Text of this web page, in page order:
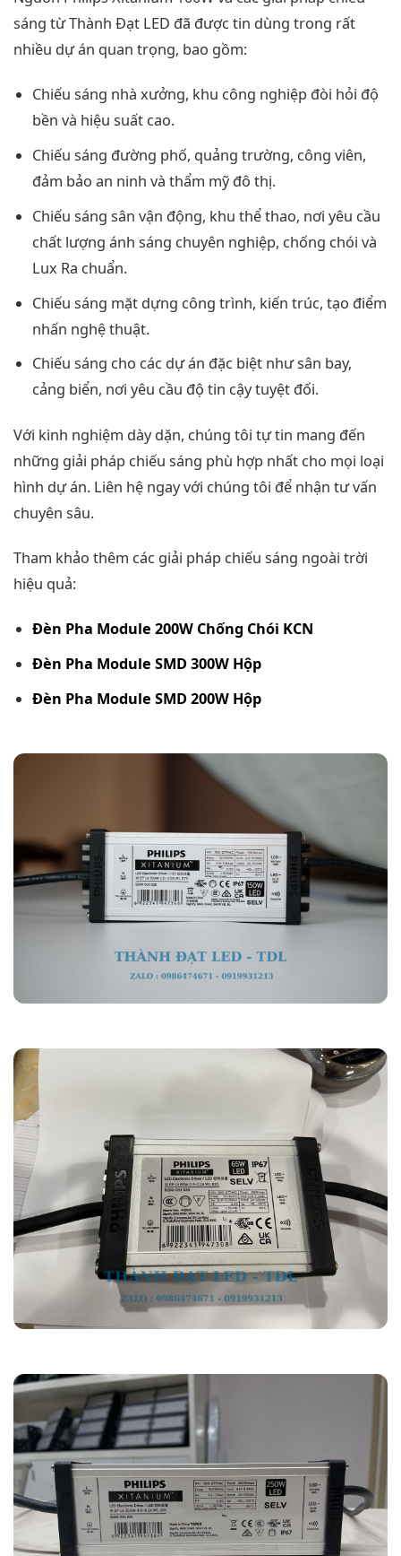
sáng từ Thành Đạt LED đã được tin dùng trong rất
nhiều dự án quan trọng, bao gồm:
Chiếu sáng nhà xưởng, khu công nghiệp đòi hỏi độ
bền và hiệu suất cao.
Chiếu sáng đường phố, quảng trường, công viên,
đảm bảo an ninh và thẩm mỹ đô thị.
Chiếu sáng sân vận động, khu thể thao, nơi yêu cầu
chất lượng ánh sáng chuyên nghiệp, chống chói và
Lux Ra chuẩn.
Chiếu sáng mặt dựng công trình, kiến trúc, tạo điểm
nhấn nghệ thuật.
Chiếu sáng cho các dự án đặc biệt như sân bay,
cảng biển, nơi yêu cầu độ tin cậy tuyệt đối.
Với kinh nghiệm dày dặn, chúng tôi tự tin mang đến
những giải pháp chiếu sáng phù hợp nhất cho mọi loại
hình dự án. Liên hệ ngay với chúng tôi để nhận tư vấn
chuyên sâu.
Tham khảo thêm các giải pháp chiếu sáng ngoài trời
hiệu quả:
Đèn Pha Module 200W Chống Chói KCN
Đèn Pha Module SMD 300W Hộp
Đèn Pha Module SMD 200W Hộp